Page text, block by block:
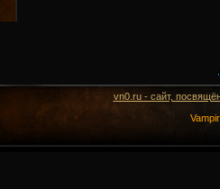
vn0.ru - сайт,